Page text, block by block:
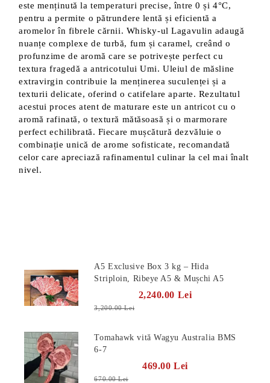
este menținută la temperaturi precise, între 0 și 4°C,
pentru a permite o pătrundere lentă și eficientă a
aromelor în fibrele cărnii. Whisky-ul Lagavulin adaugă
nuanțe complexe de turbă, fum și caramel, creând o
profunzime de aromă care se potrivește perfect cu
textura fragedă a antricotului Umi. Uleiul de măsline
extravirgin contribuie la menținerea suculenței și a
texturii delicate, oferind o catifelare aparte. Rezultatul
acestui proces atent de maturare este un antricot cu o
aromă rafinată, o textură mătăsoasă și o marmorare
perfect echilibrată. Fiecare mușcătură dezvăluie o
combinație unică de arome sofisticate, recomandată
celor care apreciază rafinamentul culinar la cel mai înalt
nivel.
A5 Exclusive Box 3 kg – Hida
Striploin, Ribeye A5 & Mușchi A5
2,240.00 Lei
3,200.00 Lei
Tomahawk vită Wagyu Australia BMS
6-7
469.00 Lei
670.00 Lei